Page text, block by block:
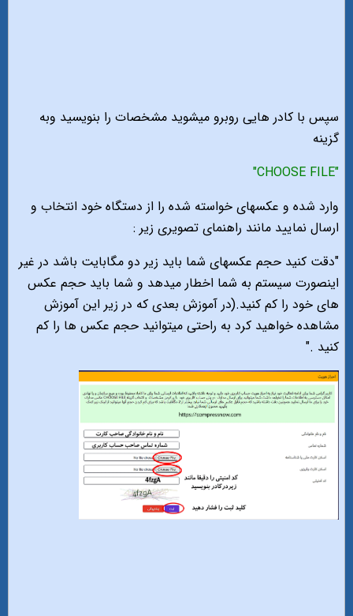
سپس با کادر هایی روبرو میشوید مشخصات را بنویسید وبه
گزینه
"CHOOSE FILE"
وارد شده و عکسهای خواسته شده را از دستگاه خود انتخاب و
ارسال نمایید مانند راهنمای تصویری زیر :
"دقت کنید حجم عکسهای شما باید زیر دو مگابایت باشد در غیر
اینصورت سیستم به شما اخطار میدهد و شما باید حجم عکس
های خود را کم کنید.(در آموزش بعدی که در زیر این آموزش
مشاهده خواهید کرد به راحتی میتوانید حجم عکس ها را کم
کنید ."